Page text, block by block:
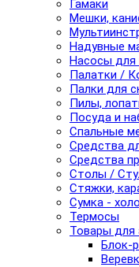
Гамаки
Мешки,
Надувные
Насосы для
Палатки /
Палки для
Пилы,
Посуда и
Спальные
Средства
Средства
Столы /
Стяжки,
Сумка -
Термосы
Товары для
Блок-